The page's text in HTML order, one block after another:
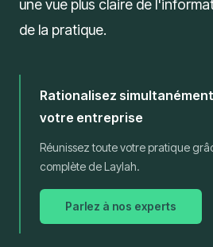
une vue plus claire de
de la pratique.
Rationalisez
votre entreprise
Réunissez toute votre pratique
complète de Laylah.
Parlez à nos experts